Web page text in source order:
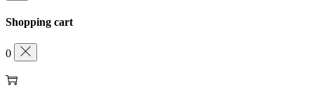
Shopping cart
0